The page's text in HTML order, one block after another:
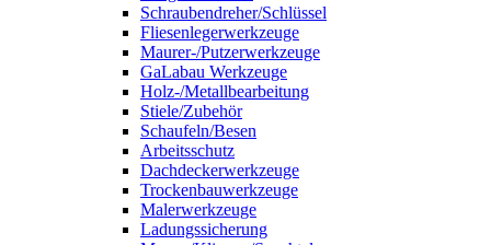
Schraubendreher/Schlüssel
Fliesenlegerwerkzeuge
Maurer-/Putzerwerkzeuge
GaLabau Werkzeuge
Holz-/Metallbearbeitung
Stiele/Zubehör
Schaufeln/Besen
Arbeitsschutz
Dachdeckerwerkzeuge
Trockenbauwerkzeuge
Malerwerkzeuge
Ladungssicherung